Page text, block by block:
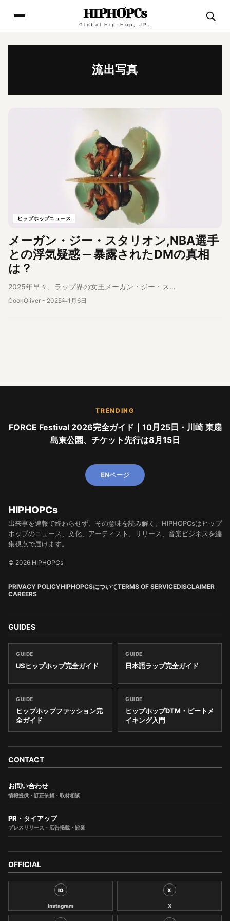
HIPHOPCs
Global Hip-Hop, JP.
流出写真
ヒップホップニュース
メーガン・ジー・スタリオン,NBA選手
との浮気疑惑 ─ 暴露されたDMの真相
は？
2025年早々、ラップ界の女王メーガン・ジー・ス…
CookOliver - 2025年1月6日
TRENDING
FORCE Festival 2026完全ガイド｜10月25日・川崎 東扇
島東公園、チケット先行は8月15日
ENページ
HIPHOPCs
出来事を速報で終わらせず、その意味を読み解く。HIPHOPCsはヒップ
ホップのニュース、文化、アーティスト、リリース、音楽ビジネスを編
集視点で届けます。
© 2026 HIPHOPCs
PRIVACY POLICYHIPHOPCSについてTERMS OF SERVICEDISCLAIMER
CAREERS
GUIDES
GUIDE
USヒップホップ完全ガイド
GUIDE
日本語ラップ完全ガイド
GUIDE
ヒップホップファッション完
全ガイド
GUIDE
ヒップホップDTM・ビートメ
イキング入門
CONTACT
お問い合わせ
情報提供・訂正依頼・取材相談
PR・タイアップ
プレスリリース・広告掲載・協業
OFFICIAL
IG
Instagram
X
X